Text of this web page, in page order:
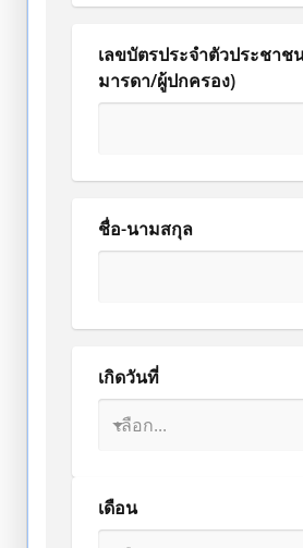
เลขบัตรประจำตัวประชาช
มารดา/ผู้ปกครอง)
ชื่อ-นามสกุล
เกิดวันที่
เดือน